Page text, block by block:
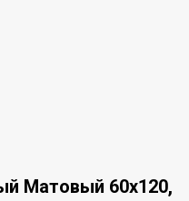
Матовый 60x120,